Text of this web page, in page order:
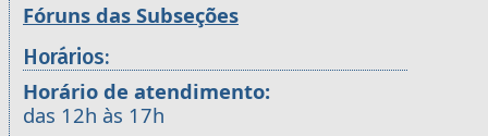
Fóruns das Subseções
Horários:
Horário de atendimento:
das 12h às 17h